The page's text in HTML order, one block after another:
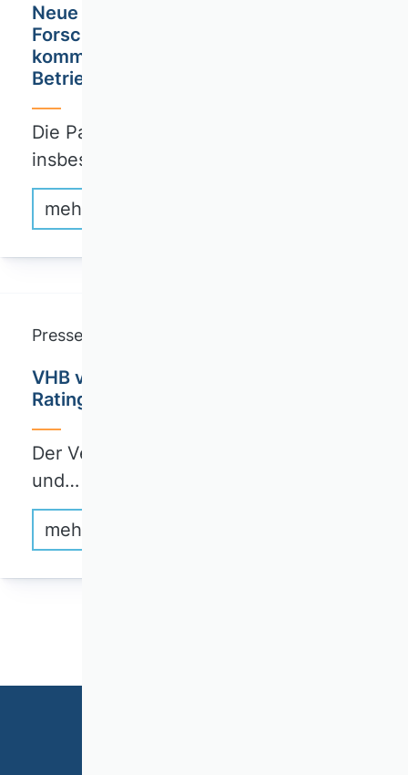
Neue Vizepräsidentin der Deutschen
Forschungsgemeinschaft (DFG)
kommt aus der
Betriebswirtschaftslehre (BWL)
Die Paderborner Professorin für BWL,
insbesondere…
mehr erfahren
Pressemitteilung
VHB veröffentlicht neues Fachmedien-
Rating der Betriebswirtschaftslehre
Der Verband der Hochschullehrerinnen
und…
mehr erfahren